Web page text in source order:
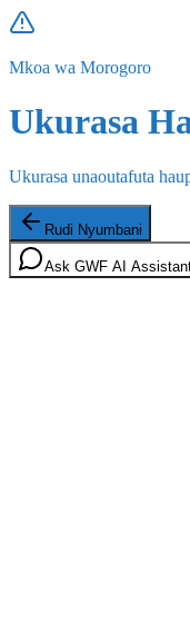
Mkoa wa Morogoro
Ukurasa
Ukurasa unaoutafuta
Rudi Nyumbani
Ask GWF AI